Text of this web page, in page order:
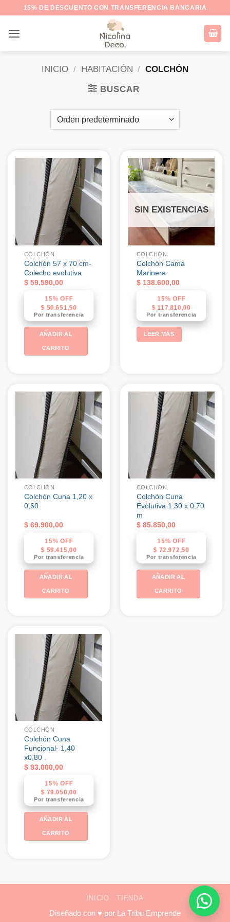
contenido
15% DE DESCUENTO CON TRANSFERENCIA BANCARIA
INICIO / HABITACIÓN / COLCHÓN
BUSCAR
COLCHÓN
Colchón 57 x 70 cm-
Colecho evolutiva
$59.590,00
15% OFF
$50.651,50
Por transferencia
AÑADIR AL
CARRITO
SIN EXISTENCIAS
COLCHÓN
Colchón Cama
Marinera
$138.600,00
15% OFF
$117.810,00
Por transferencia
LEER MÁS
COLCHÓN
Colchón Cuna 1,20 x
0,60
$69.900,00
15% OFF
$59.415,00
Por transferencia
AÑADIR AL
CARRITO
COLCHÓN
Colchón Cuna
Evolutiva 1,30 x 0,70
m
$85.850,00
15% OFF
$72.972,50
Por transferencia
AÑADIR AL
CARRITO
COLCHÓN
Colchón Cuna
Funcional- 1,40
x0,80 .
$93.000,00
15% OFF
$79.050,00
Por transferencia
AÑADIR AL
CARRITO
INICIO TIENDA
Diseñado con ♥ por La Tribu Emprende